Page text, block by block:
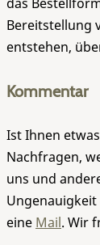
Bereitstellung
entstehen,
Kommentar
Ist Ihnen
Nachfragen,
uns und
Ungenauigkeit
eine Mail. Wir